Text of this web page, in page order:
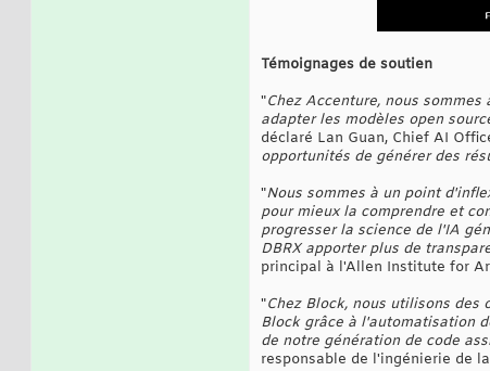
Témoignages de soutien
"Chez Accenture, nous
adapter les modèles open
déclaré Lan Guan, Chief AI
opportunités de générer des
"Nous sommes à un point
pour mieux la comprendre et
progresser la science de l'IA
DBRX apporter plus de
principal à l'Allen Institute for
"Chez Block, nous utilisons
Block grâce à l'automatisation
de notre génération de code
responsable de l'ingénierie de